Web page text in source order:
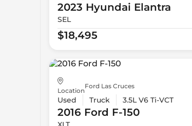
2023 Hyundai Elantra
SEL
$18,495
Location
Ford Las Cruces
Used Truck 3.5L V6 Ti-VCT
2016 Ford F-150